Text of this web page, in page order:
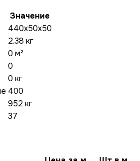
Значение
440x50x50
2.38 кг
0 м²
0
0 кг
400
952 кг
37